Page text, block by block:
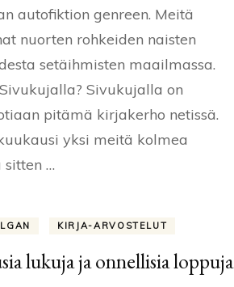
autofiktion genreen. Meitä
nuorten rohkeiden naisten
setäihmisten maailmassa.
Sivukujalla on
pitämä kirjakerho netissä.
yksi meitä kolmea
sitten …
KIRJA-ARVOSTELUT
lukuja ja onnellisia loppuja